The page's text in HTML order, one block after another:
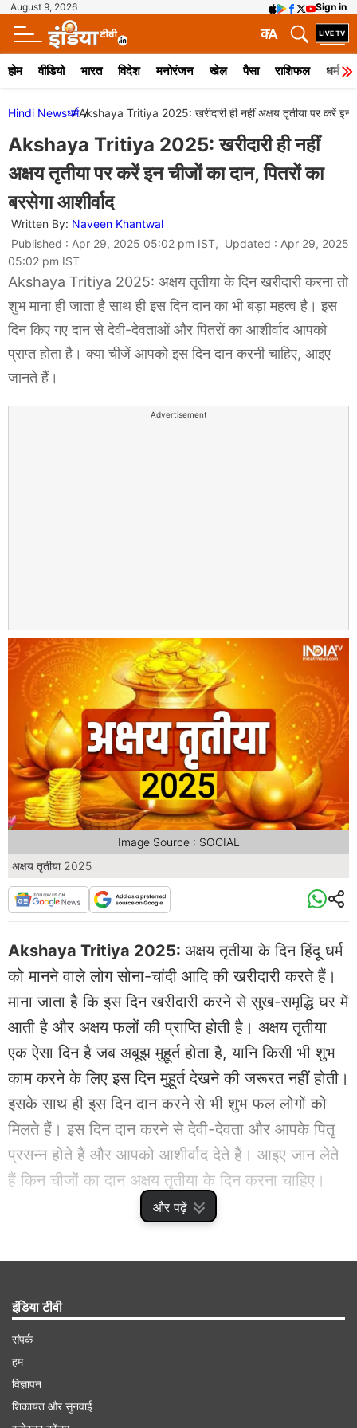
August 9, 2026 Sign in
A
क
होम वीडियो भारत विदेश मनोरंजन खेल पैसा राशिफल धर्म
और पढ़ें
Hindi Newsधर्मAkshaya Tritiya 2025: खरीदारी ही नहीं अक्षय तृतीया पर करें इन
Akshaya Tritiya 2025: खरीदारी ही नहीं
अक्षय तृतीया पर करें इन चीजों का दान, पितरों का
बरसेगा आशीर्वाद
Written By: Naveen Khantwal
Published : Apr 29, 2025 05:02 pm IST, Updated : Apr 29, 2025
05:02 pm IST
Akshaya Tritiya 2025: अक्षय तृतीया के दिन खरीदारी करना तो
शुभ माना ही जाता है साथ ही इस दिन दान का भी बड़ा महत्व है। इस
दिन किए गए दान से देवी-देवताओं और पितरों का आशीर्वाद आपको
प्राप्त होता है। क्या चीजें आपको इस दिन दान करनी चाहिए, आइए
जानते हैं।
Advertisement
अक्षय तृतीया 2025
Image Source : SOCIAL
Akshaya Tritiya 2025: अक्षय तृतीया के दिन हिंदू धर्म
को मानने वाले लोग सोना-चांदी आदि की खरीदारी करते हैं।
माना जाता है कि इस दिन खरीदारी करने से सुख-समृद्धि घर में
आती है और अक्षय फलों की प्राप्ति होती है। अक्षय तृतीया
एक ऐसा दिन है जब अबूझ मुहूर्त होता है, यानि किसी भी शुभ
काम करने के लिए इस दिन मुहूर्त देखने की जरूरत नहीं होती।
इसके साथ ही इस दिन दान करने से भी शुभ फल लोगों को
मिलते हैं। इस दिन दान करने से देवी-देवता और आपके पितृ
प्रसन्न होते हैं और आपको आशीर्वाद देते हैं। आइए जान लेते
हैं किन चीजों का दान अक्षय तृतीया के दिन करना चाहिए।
Advertisement
इंडिया टीवी
संपर्क
हम
विज्ञापन
शिकायत और सुनवाई